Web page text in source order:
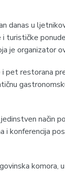
danas u
turističke
je organizator
pet restorana
način
i konferencija
komora,